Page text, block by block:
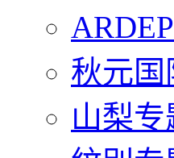
秋元
山梨专